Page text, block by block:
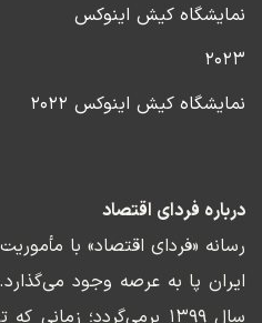
نمایشگاه کیش اینوکس
۲۰۲۳
نمایشگاه کیش اینوکس ۲۰۲۲
درباره فردای اقتصاد
رسانه «فردای اقتصاد» با
ایران پا به عرصه وجود
سال ۱۳۹۹ برمی‌گردد؛